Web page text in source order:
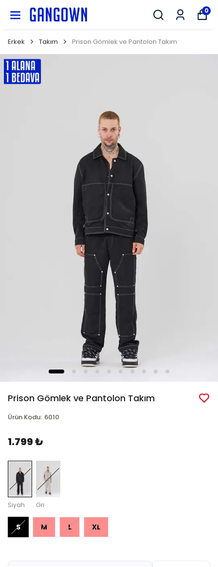
0
Erkek Takım Prison Gömlek ve Pantolon Takım
Prison Gömlek ve Pantolon Takım
Ürün Kodu: 6010
1.799 ₺
Siyah Gri
S M L XL